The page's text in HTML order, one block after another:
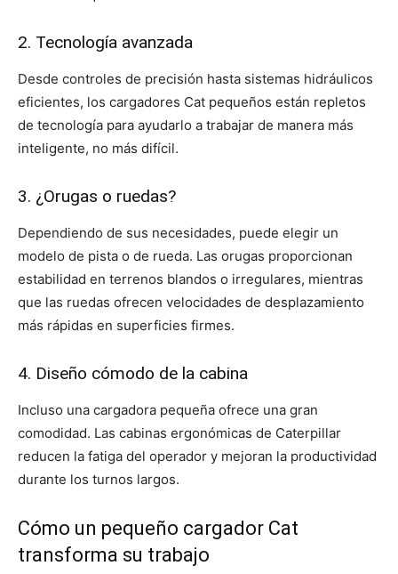
2. Tecnología avanzada
Desde controles de precisión hasta sistemas hidráulicos
eficientes, los cargadores Cat pequeños están repletos
de tecnología para ayudarlo a trabajar de manera más
inteligente, no más difícil.
3. ¿Orugas o ruedas?
Dependiendo de sus necesidades, puede elegir un
modelo de pista o de rueda. Las orugas proporcionan
estabilidad en terrenos blandos o irregulares, mientras
que las ruedas ofrecen velocidades de desplazamiento
más rápidas en superficies firmes.
4. Diseño cómodo de la cabina
Incluso una cargadora pequeña ofrece una gran
comodidad. Las cabinas ergonómicas de Caterpillar
reducen la fatiga del operador y mejoran la productividad
durante los turnos largos.
Cómo un pequeño cargador Cat
transforma su trabajo